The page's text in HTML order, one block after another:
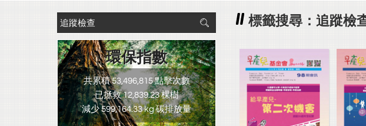
標籤搜尋：追蹤檢
環保指數
共累積 53,496,815 點擊次數
已拯救 12,839.23 棵樹
減少 599,164.33 kg 碳排放量